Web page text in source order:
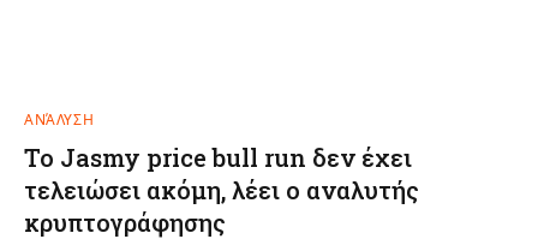
ΑΝΆΛΥΣΗ
Το Jasmy price bull run δεν έχει
τελειώσει ακόμη, λέει ο αναλυτής
κρυπτογράφησης